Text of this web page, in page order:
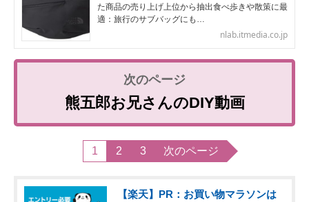
た商品の売り上げ上位から抽出食べ歩きや散策に最
適：旅行のサブバッグにも…
nlab.itmedia.co.jp
熊五郎お兄さんのDIY動画
1 2 3 次のページ
【楽天】PR：お買い物マラソンは